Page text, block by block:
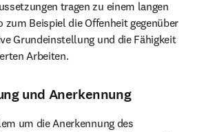
tragen zu einem langen
zum Beispiel die Offenheit gegenüber
Grundeinstellung und die Fähigkeit
Arbeiten.
und Anerkennung
um die Anerkennung des